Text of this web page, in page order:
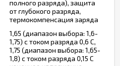
полного разряда), защита
от глубокого разряда,
термокомпенсация заряда
1,65 (диапазон выбора: 1,6-
1,75) с током разряда 0,6 С,
1,75 (диапазон выбора: 1,65-
1,8) с током разряда 0,15 С